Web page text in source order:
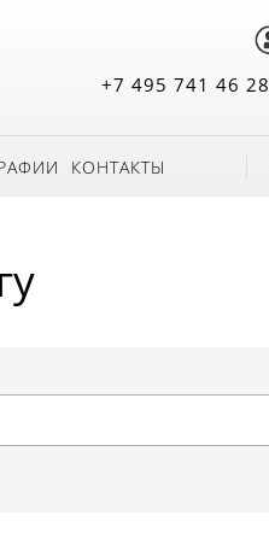
+7 495 741 46 28
КОНТАКТЫ